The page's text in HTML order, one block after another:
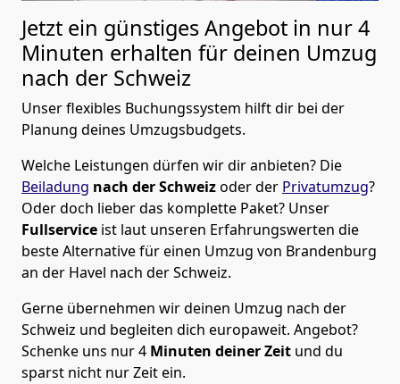
Jetzt ein günstiges Angebot in nur4
Minuten erhalten für deinen Umzug
nach der Schweiz
Unser flexibles Buchungssystem hilft dir bei der
Planung deines Umzugsbudgets.
Welche Leistungen dürfen wir dir anbieten? Die
Beiladung nach der Schweizoder der Privatumzug?
Oder doch lieber das komplette Paket? Unser
Fullservice ist laut unseren Erfahrungswerten die
beste Alternative für einen Umzug von Brandenburg
an der Havel nach der Schweiz.
Gerne übernehmen wir deinen Umzug nach der
Schweiz und begleiten dich europaweit. Angebot?
Schenke uns nur4 Minuten deiner Zeit und du
sparst nicht nur Zeit ein.